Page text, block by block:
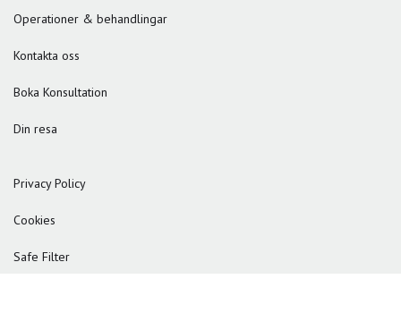
Operationer & behandlingar
Kontakta oss
Boka Konsultation
Din resa
Privacy Policy
Cookies
Safe Filter